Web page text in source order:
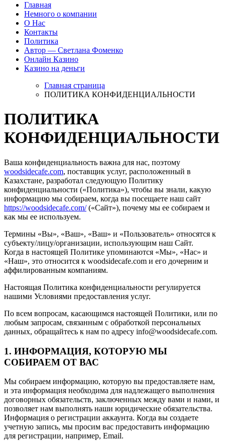
Главная
Немного о компании
О Нас
Контакты
Политика
Автор — Светлана Фоменко
Онлайн Казино
Казино на деньги
Главная страница
ПОЛИТИКА КОНФИДЕНЦИАЛЬНОСТИ
ПОЛИТИКА
КОНФИДЕНЦИАЛЬНОСТИ
Ваша конфиденциальность важна для нас, поэтому
woodsidecafe.com, поставщик услуг, расположенный в
Казахстане, разработал следующую Политику
конфиденциальности («Политика»), чтобы вы знали, какую
информацию мы собираем, когда вы посещаете наш сайт
https://woodsidecafe.com/(«Сайт»), почему мы ее собираем и
как мы ее используем.
Термины «Вы», «Ваш», «Ваш» и «Пользователь» относятся к
субъекту/лицу/организации, использующим наш Сайт.
Когда в настоящей Политике упоминаются «Мы», «Нас» и
«Наш», это относится к woodsidecafe.com и его дочерним и
аффилированным компаниям.
Настоящая Политика конфиденциальности регулируется
нашими Условиями предоставления услуг.
По всем вопросам, касающимся настоящей Политики, или по
любым запросам, связанным с обработкой персональных
данных, обращайтесь к нам по адресу info@woodsidecafe.com.
1. ИНФОРМАЦИЯ, КОТОРУЮ МЫ
СОБИРАЕМ ОТ ВАС
Мы собираем информацию, которую вы предоставляете нам,
и эта информация необходима для надлежащего выполнения
договорных обязательств, заключенных между вами и нами, и
позволяет нам выполнять наши юридические обязательства.
Информация о регистрации аккаунта. Когда вы создаете
учетную запись, мы просим вас предоставить информацию
для регистрации, например, Email.